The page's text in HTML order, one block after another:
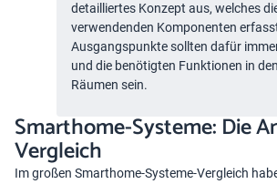
detailliertes Konzept aus, welches
verwendenden Komponenten
Ausgangspunkte sollten dafür
und die benötigten Funktionen in
Räumen sein.
Smarthome-Systeme: Die
Vergleich
Im großen Smarthome-Systeme-Vergleich